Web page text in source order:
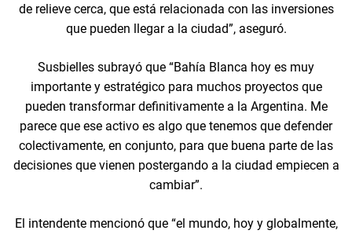
de relieve cerca, que está relacionada con las inversiones
que pueden llegar a la ciudad”, aseguró.
Susbielles subrayó que “Bahía Blanca hoy es muy
importante y estratégico para muchos proyectos que
pueden transformar definitivamente a la Argentina. Me
parece que ese activo es algo que tenemos que defender
colectivamente, en conjunto, para que buena parte de las
decisiones que vienen postergando a la ciudad empiecen a
cambiar”.
El intendente mencionó que “el mundo, hoy y globalmente,